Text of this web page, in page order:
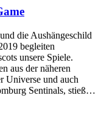
die Aushängeschild
begleiten
unsere Spiele.
aus der näheren
Universe und auch
Sentinals, stieß…